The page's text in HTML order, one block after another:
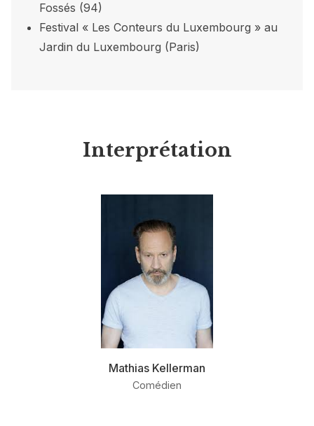
Fossés (94)
Festival « Les Conteurs du Luxembourg » au
Jardin du Luxembourg (Paris)
Interprétation
Mathias Kellerman
Comédien